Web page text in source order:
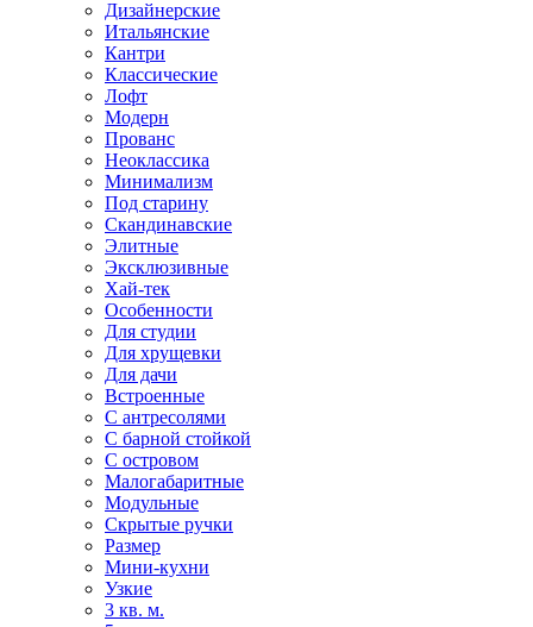
Дизайнерские
Итальянские
Кантри
Классические
Лофт
Модерн
Прованс
Неоклассика
Минимализм
Под старину
Скандинавские
Элитные
Эксклюзивные
Хай-тек
Особенности
Для студии
Для хрущевки
Для дачи
Встроенные
С антресолями
С барной стойкой
С островом
Малогабаритные
Модульные
Скрытые ручки
Размер
Мини-кухни
Узкие
3 кв. м.